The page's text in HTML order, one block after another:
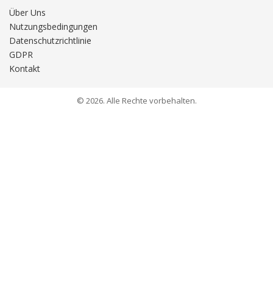
Über Uns
Nutzungsbedingungen
Datenschutzrichtlinie
GDPR
Kontakt
© 2026. Alle Rechte vorbehalten.